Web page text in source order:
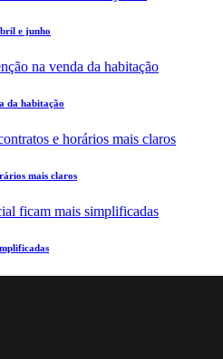
e junho
da habitação
mais claros